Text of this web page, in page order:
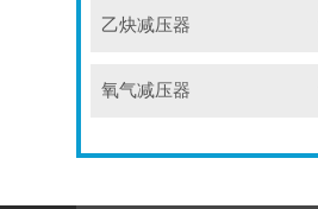
乙炔减压器
氧气减压器